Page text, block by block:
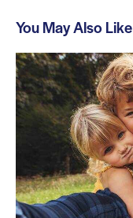
You May Also Like